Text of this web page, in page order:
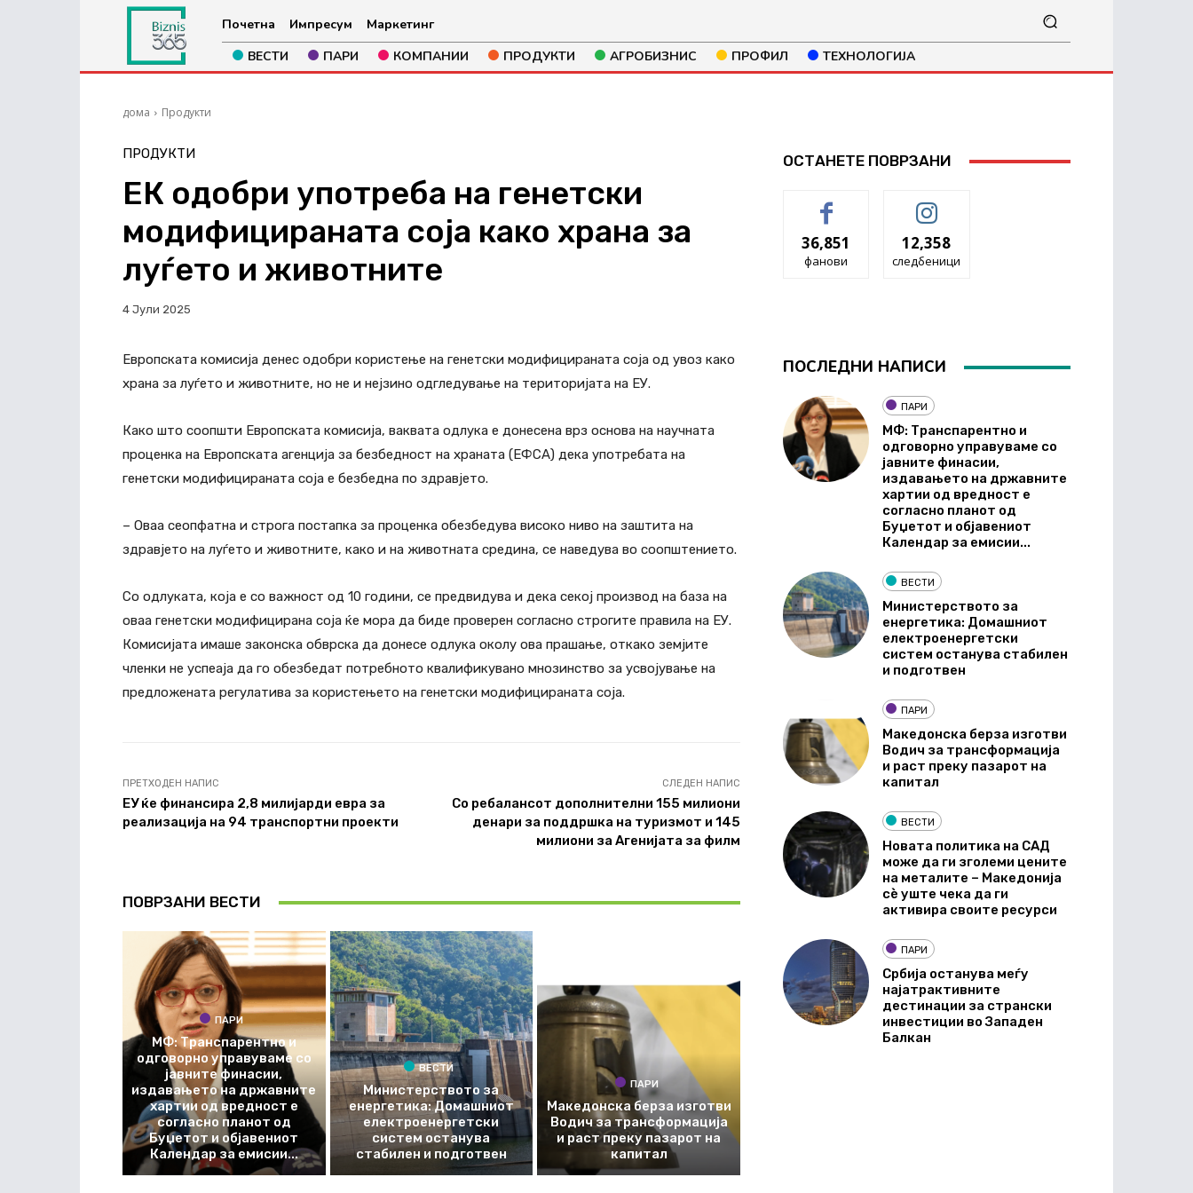
Почетна Импресум
Маркетинг
ВЕСТИ
ПАРИ КОМПАНИИ ПРОДУКТИ АГРОБИЗНИС ПРОФИЛ ТЕХНОЛОГИЈА
дома Продукти
ПРОДУКТИ
ЕК одобри употреба на генетски
модифицираната соја како храна за
луѓето и животните
4 Јули 2025
Европската комисија денес одобри користење на генетски модифицираната соја од увоз како
храна за луѓето и животните, но не и нејзино одгледување на територијата на ЕУ.
Како што соопшти Европската комисија, ваквата одлука е донесена врз основа на научната
проценка на Европската агенција за безбедност на храната (ЕФСА) дека употребата на
генетски модифицираната соја е безбедна по здравјето.
– Оваа сеопфатна и строга постапка за проценка обезбедува високо ниво на заштита на
здравјето на луѓето и животните, како и на животната средина, се наведува во соопштението.
Со одлуката, која е со важност од 10 години, се предвидува и дека секој производ на база на
оваа генетски модифицирана соја ќе мора да биде проверен согласно строгите правила на ЕУ.
Комисијата имаше законска обврска да донесе одлука околу ова прашање, откако земјите
членки не успеаја да го обезбедат потребното квалификувано мнозинство за усвојување на
предложената регулатива за користењето на генетски модифицираната соја.
ПРЕТХОДЕН НАПИС
ЕУ ќе финансира 2,8 милијарди евра за
реализација на 94 транспортни проекти
СЛЕДЕН НАПИС
Со ребалансот дополнителни 155 милиони
денари за поддршка на туризмот и 145
милиони за Агенијата за филм
ПОВРЗАНИ ВЕСТИ
ПАРИ
МФ: Транспарентно и
одговорно управуваме со
јавните финасии,
издавањето на државните
хартии од вредност е
согласно планот од
Буџетот и објавениот
Календар за емисии...
ВЕСТИ
Министерството за
енергетика: Домашниот
електроенергетски
систем останува
стабилен и подготвен
ПАРИ
Македонска берза изготви
Водич за трансформација
и раст преку пазарот на
капитал
ОСТАНЕТЕ ПОВРЗАНИ
36,851
фанови
12,358
следбеници
ПОСЛЕДНИ НАПИСИ
ПАРИ
МФ: Транспарентно и
одговорно управуваме со
јавните финасии,
издавањето на државните
хартии од вредност е
согласно планот од
Буџетот и објавениот
Календар за емисии...
ВЕСТИ
Министерството за
енергетика: Домашниот
електроенергетски
систем останува стабилен
и подготвен
ПАРИ
Македонска берза изготви
Водич за трансформација
и раст преку пазарот на
капитал
ВЕСТИ
Новата политика на САД
може да ги зголеми цените
на металите – Македонија
сè уште чека да ги
активира своите ресурси
ПАРИ
Србија останува меѓу
најатрактивните
дестинации за странски
инвестиции во Западен
Балкан